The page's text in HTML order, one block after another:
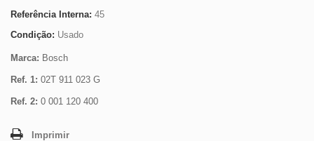
Referência Interna: 45
Condição: Usado
Marca: Bosch
Ref. 1: 02T 911 023 G
Ref. 2: 0 001 120 400
Imprimir